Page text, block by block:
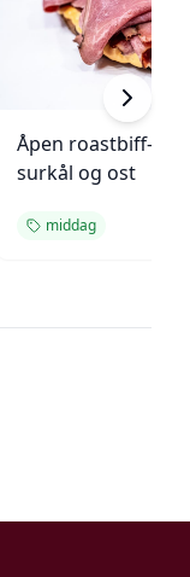
Åpen roastbiff-
surkål og ost
middag